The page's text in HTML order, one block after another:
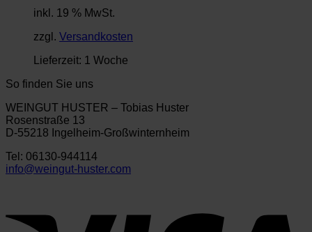
inkl. 19 % MwSt.
zzgl. Versandkosten
Lieferzeit: 1 Woche
So finden Sie uns
WEINGUT HUSTER – Tobias Huster
Rosenstraße 13
D-55218 Ingelheim-Großwinternheim
Tel: 06130-944114
info@weingut-huster.com